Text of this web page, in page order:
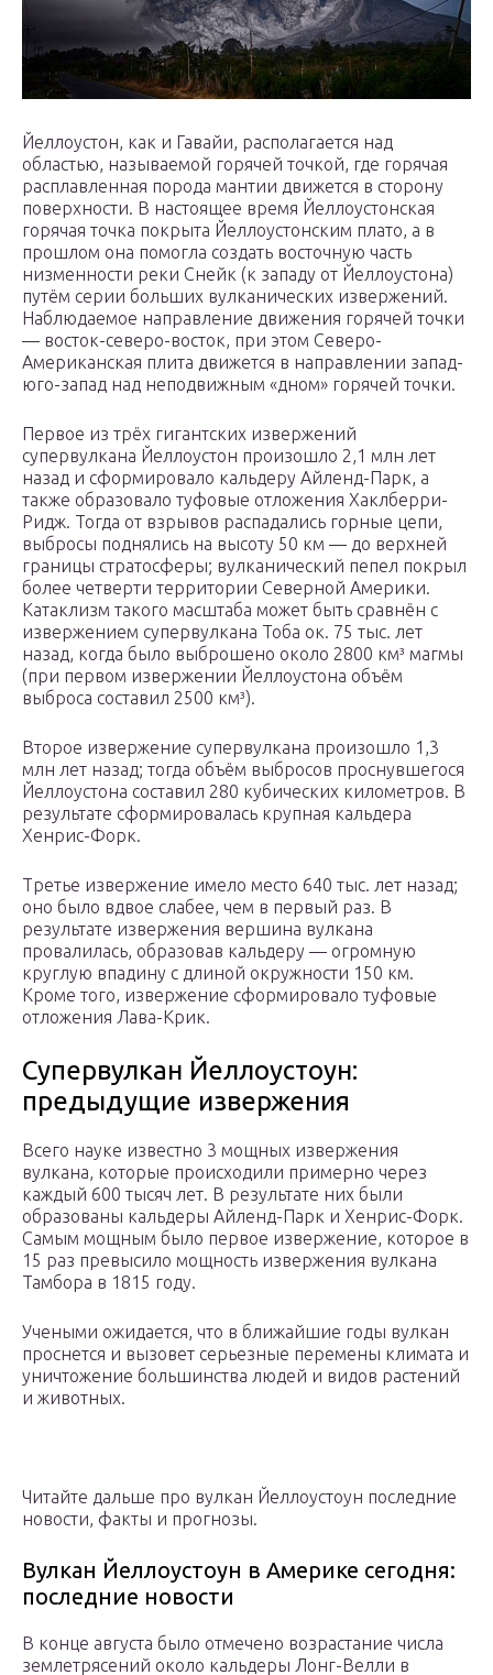
Йеллоустон, как и Гавайи, располагается над
областью, называемой горячей точкой, где горячая
расплавленная порода мантии движется в сторону
поверхности. В настоящее время Йеллоустонская
горячая точка покрыта Йеллоустонским плато, а в
прошлом она помогла создать восточную часть
низменности реки Снейк (к западу от Йеллоустона)
путём серии больших вулканических извержений.
Наблюдаемое направление движения горячей точки
— восток-северо-восток, при этом Северо-
Американская плита движется в направлении запад-
юго-запад над неподвижным «дном» горячей точки.
Первое из трёх гигантских извержений
супервулкана Йеллоустон произошло 2,1 млн лет
назад и сформировало кальдеру Айленд-Парк, а
также образовало туфовые отложения Хаклберри-
Ридж. Тогда от взрывов распадались горные цепи,
выбросы поднялись на высоту 50 км — до верхней
границы стратосферы; вулканический пепел покрыл
более четверти территории Северной Америки.
Катаклизм такого масштаба может быть сравнён с
извержением супервулкана Тоба ок. 75 тыс. лет
назад, когда было выброшено около 2800 км³ магмы
(при первом извержении Йеллоустона объём
выброса составил 2500 км³).
Второе извержение супервулкана произошло 1,3
млн лет назад; тогда объём выбросов проснувшегося
Йеллоустона составил 280 кубических километров. В
результате сформировалась крупная кальдера
Хенрис-Форк.
Третье извержение имело место 640 тыс. лет назад;
оно было вдвое слабее, чем в первый раз. В
результате извержения вершина вулкана
провалилась, образовав кальдеру — огромную
круглую впадину с длиной окружности 150 км.
Кроме того, извержение сформировало туфовые
отложения Лава-Крик.
Супервулкан Йеллоустоун:
предыдущие извержения
Всего науке известно 3 мощных извержения
вулкана, которые происходили примерно через
каждый 600 тысяч лет. В результате них были
образованы кальдеры Айленд-Парк и Хенрис-Форк.
Самым мощным было первое извержение, которое в
15 раз превысило мощность извержения вулкана
Тамбора в 1815 году.
Учеными ожидается, что в ближайшие годы вулкан
проснется и вызовет серьезные перемены климата и
уничтожение большинства людей и видов растений
и животных.
Читайте дальше про вулкан Йеллоустоун последние
новости, факты и прогнозы.
Вулкан Йеллоустоун в Америке сегодня:
последние новости
В конце августа было отмечено возрастание числа
землетрясений около кальдеры Лонг-Велли в